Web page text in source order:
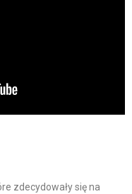
zdecydowały się na